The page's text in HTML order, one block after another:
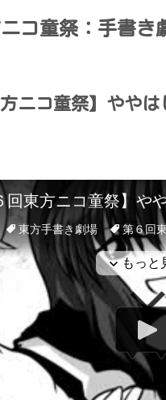
コ童祭：手書き
方ニコ童祭】やや